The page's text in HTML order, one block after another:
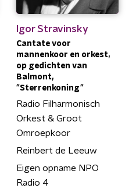
Igor Stravinsky
Cantate voor
mannenkoor en orkest,
op gedichten van
Balmont,
"Sterrenkoning"
Radio Filharmonisch
Orkest & Groot
Omroepkoor
Reinbert de Leeuw
Eigen opname NPO
Radio 4